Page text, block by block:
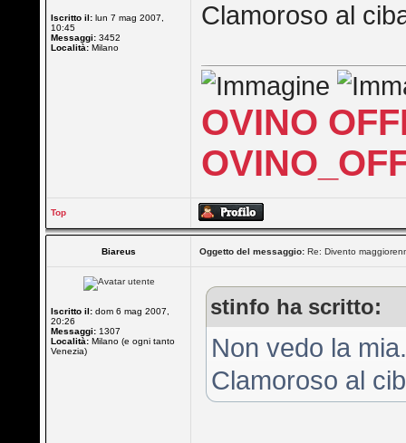
Iscritto il: lun 7 mag 2007,
10:45
Messaggi: 3452
Località: Milano
Clamoroso al
OVINO
Top
Biareus Oggetto del messaggio: Re: Divento
Iscritto il: dom 6 mag 2007,
20:26
Messaggi: 1307
Località: Milano (e ogni tanto
Venezia)
stinfo ha scritto:
Non vedo la
Clamoroso al